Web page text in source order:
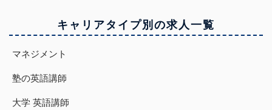
キャリアタイプ別の求人一覧
マネジメント
塾の英語講師
大学 英語講師